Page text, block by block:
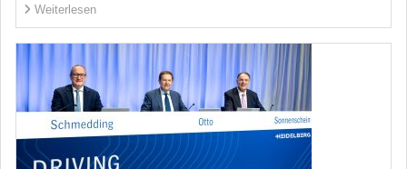
Weiterlesen